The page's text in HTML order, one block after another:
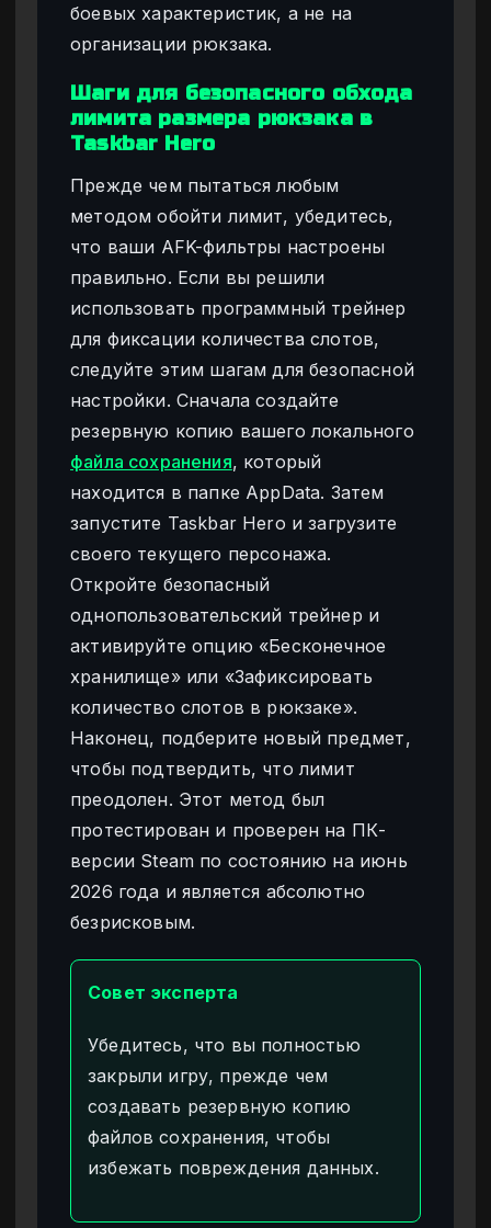
боевых характеристик, а не на
организации рюкзака.
Шаги для безопасного обхода
лимита размера рюкзака в
Taskbar Hero
Прежде чем пытаться любым
методом обойти лимит, убедитесь,
что ваши AFK-фильтры настроены
правильно. Если вы решили
использовать программный трейнер
для фиксации количества слотов,
следуйте этим шагам для безопасной
настройки. Сначала создайте
резервную копию вашего локального
файла сохранения, который
находится в папке AppData. Затем
запустите Taskbar Hero и загрузите
своего текущего персонажа.
Откройте безопасный
однопользовательский трейнер и
активируйте опцию «Бесконечное
хранилище» или «Зафиксировать
количество слотов в рюкзаке».
Наконец, подберите новый предмет,
чтобы подтвердить, что лимит
преодолен. Этот метод был
протестирован и проверен на ПК-
версии Steam по состоянию на июнь
2026 года и является абсолютно
безрисковым.
Совет эксперта
Убедитесь, что вы полностью
закрыли игру, прежде чем
создавать резервную копию
файлов сохранения, чтобы
избежать повреждения данных.